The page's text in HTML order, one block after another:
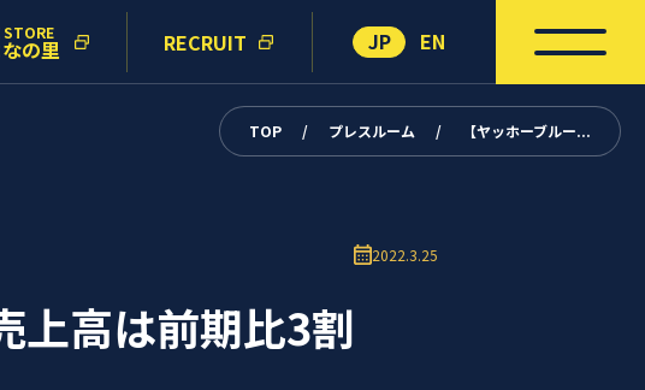
の里 RECRUIT JP EN
2022.3.25
TOP / プレスルーム / 【ヤッホーブルー...
上高は前期比3割